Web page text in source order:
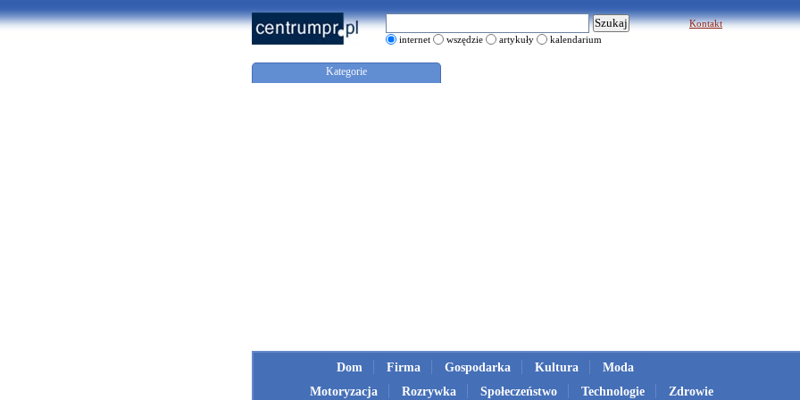
internet wszędzie artykuły kalendarium
Kontakt
Kategorie
Dom Firma Gospodarka Kultura
Moda
Motoryzacja
Rozrywka Społeczeństwo Technologie Zdrowie